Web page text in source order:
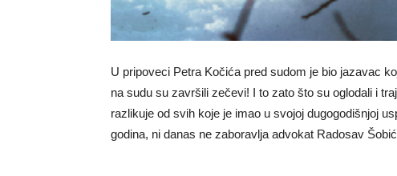
U pripoveci Petra Kočića pred sudom je bio jazavac
na sudu su završili zečevi! I to zato što su oglodali i
razlikuje od svih koje je imao u svojoj dugogodišnjoj
godina, ni danas ne zaboravlja advokat Radosav